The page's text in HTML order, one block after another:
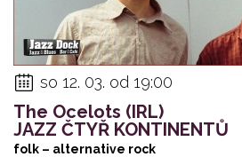
so 12. 03. od 19:00
The Ocelots (IRL)
JAZZ ČTYŘ KONTINENTŮ
folk – alternative rock